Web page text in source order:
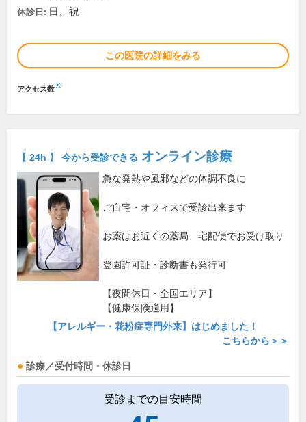
休診日: 日、祝
この医院の詳細をみる
アクセス数※
【 24h 】 今から受診できる オンライン診療
急な発熱や風邪などの体調不良に
ご自宅・オフィスで受診出来ます
お薬はお近くの薬局、宅配便でお受け取り
登園許可証・診断書も発行可
【夜間休日・全国エリア】
【健康保険適用】
【アレルギー・花粉症専門外来】はじめました！
こちらから＞＞
診療／受付時間・休診日
受診までの目安時間